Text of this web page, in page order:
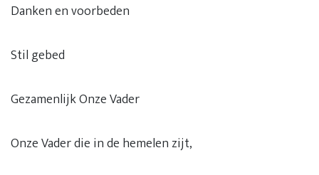
Danken en voorbeden
Stil gebed
Gezamenlijk Onze Vader
Onze Vader die in de hemelen zijt,